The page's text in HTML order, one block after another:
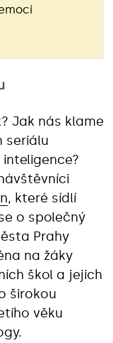
Jak nás klame
seriálu
, které sídlí
o společný
Prahy
na žáky
škol a jejich
širokou
věku